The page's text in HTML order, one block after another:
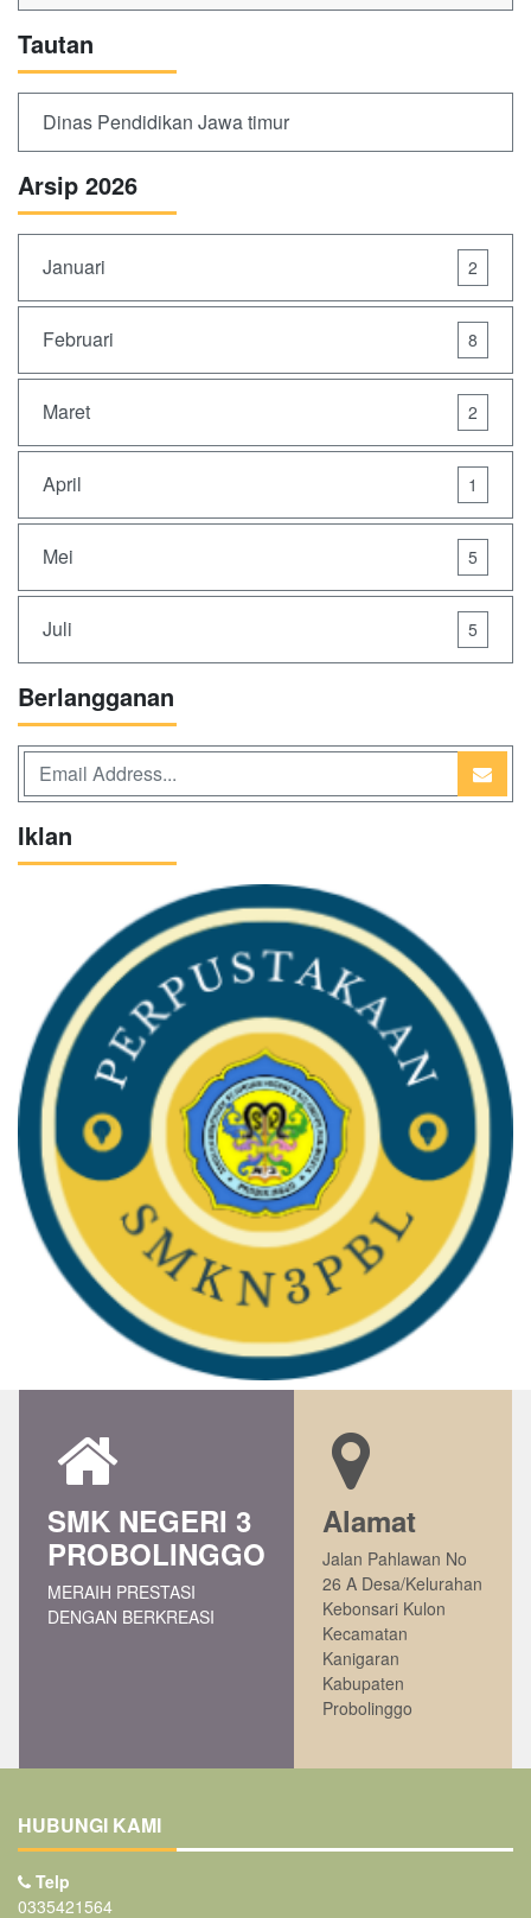
Tautan
Dinas Pendidikan Jawa timur
Arsip 2026
Januari 2
Februari 8
Maret 2
April 1
Mei 5
Juli 5
Berlangganan
Iklan
SMK NEGERI 3
PROBOLINGGO
MERAIH PRESTASI
DENGAN BERKREASI
Alamat
Jalan Pahlawan No
26 A Desa/Kelurahan
Kebonsari Kulon
Kecamatan
Kanigaran
Kabupaten
Probolinggo
HUBUNGI KAMI
Telp
0335421564